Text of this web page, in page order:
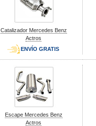
Catalizador Mercedes Benz
Actros
ENVÍO GRATIS
Escape Mercedes Benz
Actros